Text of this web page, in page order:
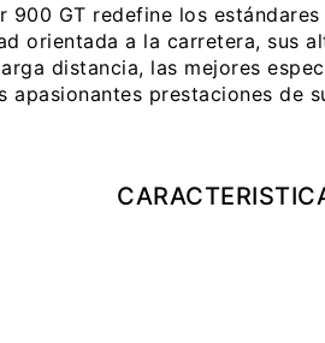
900 GT redefine los
orientada a la carretera, sus
distancia, las mejores
apasionantes prestaciones de